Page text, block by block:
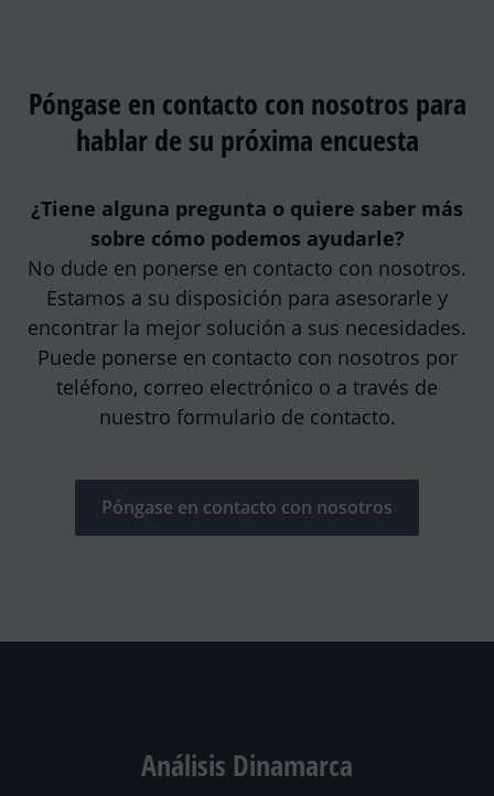
Póngase en contacto con nosotros para
hablar de su próxima encuesta
¿Tiene alguna pregunta o quiere saber más
sobre cómo podemos ayudarle?
No dude en ponerse en contacto con nosotros.
Estamos a su disposición para asesorarle y
encontrar la mejor solución a sus necesidades.
Puede ponerse en contacto con nosotros por
teléfono, correo electrónico o a través de
nuestro formulario de contacto.
Póngase en contacto con nosotros
Análisis Dinamarca